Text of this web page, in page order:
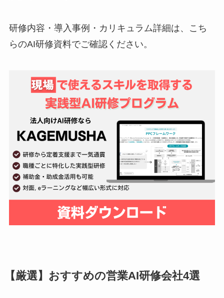
研修内容・導入事例・カリキュラム詳細は、こち
らのAI研修資料でご確認ください。
【厳選】おすすめの営業AI研修会社4選